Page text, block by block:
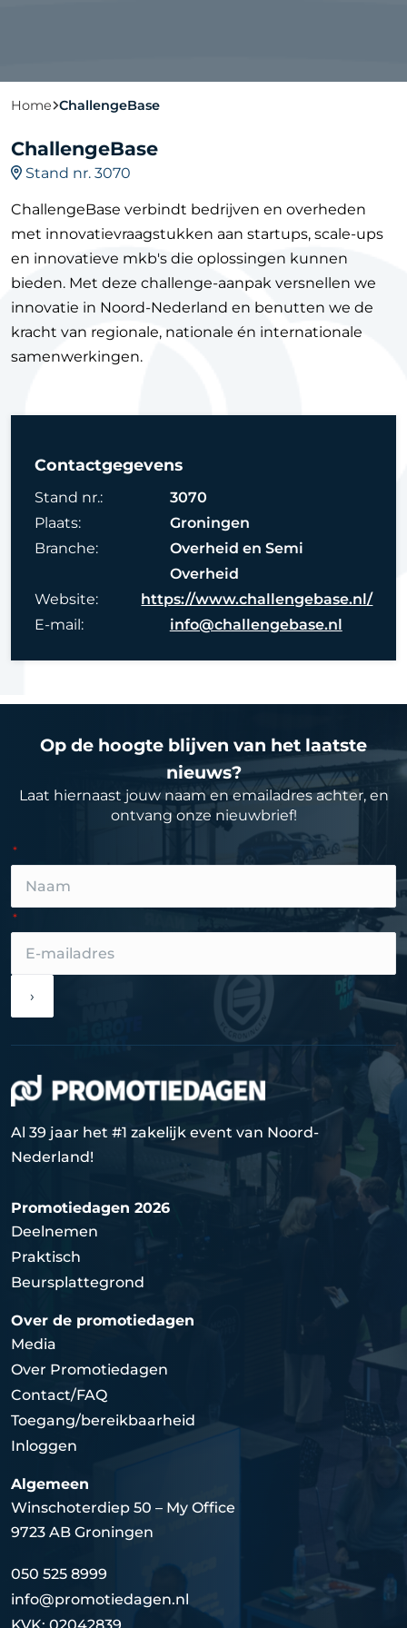
Home ChallengeBase
ChallengeBase
Stand nr. 3070
ChallengeBase verbindt bedrijven en overheden
met innovatievraagstukken aan startups, scale-ups
en innovatieve mkb's die oplossingen kunnen
bieden. Met deze challenge-aanpak versnellen we
innovatie in Noord-Nederland en benutten we de
kracht van regionale, nationale én internationale
samenwerkingen.
Contactgegevens
Stand nr.:
3070
Plaats:
Groningen
Branche:
Overheid en Semi
Overheid
Website:
https://www.challengebase.nl/
E-mail:
info@challengebase.nl
Op de hoogte blijven van het laatste
nieuws?
Laat hiernaast jouw naam en emailadres achter, en
ontvang onze nieuwbrief!
›
Al 39 jaar het #1 zakelijk event van Noord-
Nederland!
Promotiedagen 2026
Deelnemen
Praktisch
Beursplattegrond
Over de promotiedagen
Media
Over Promotiedagen
Contact/FAQ
Toegang/bereikbaarheid
Inloggen
Algemeen
Winschoterdiep 50 – My Office
9723 AB Groningen
050 525 8999
info@promotiedagen.nl